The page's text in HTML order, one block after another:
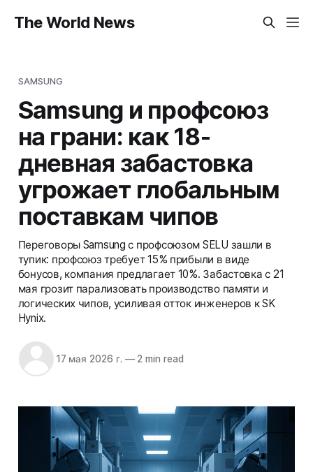
The World News
SAMSUNG
Samsung и профсоюз
на грани: как 18-
дневная забастовка
угрожает глобальным
поставкам чипов
Переговоры Samsung с профсоюзом SELU зашли в
тупик: профсоюз требует 15% прибыли в виде
бонусов, компания предлагает 10%. Забастовка с 21
мая грозит парализовать производство памяти и
логических чипов, усиливая отток инженеров к SK
Hynix.
17 мая 2026 г. —2 min read